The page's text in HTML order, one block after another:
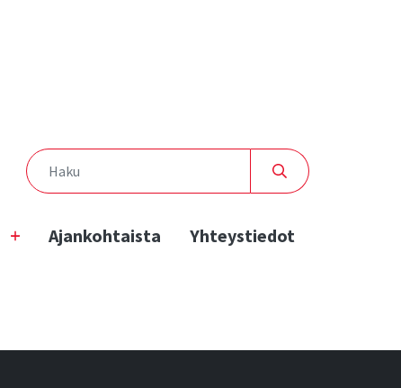
Ajankohtaista Yhteystiedot